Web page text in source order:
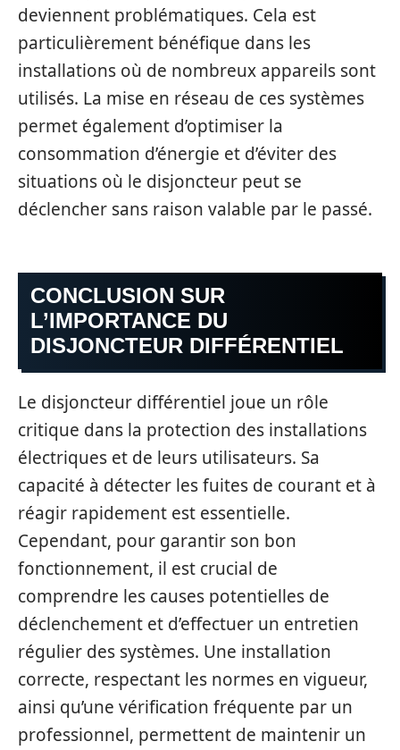
deviennent problématiques. Cela est
particulièrement bénéfique dans les
installations où de nombreux appareils sont
utilisés. La mise en réseau de ces systèmes
permet également d’optimiser la
consommation d’énergie et d’éviter des
situations où le disjoncteur peut se
déclencher sans raison valable par le passé.
CONCLUSION SUR
L’IMPORTANCE DU
DISJONCTEUR DIFFÉRENTIEL
Le disjoncteur différentiel joue un rôle
critique dans la protection des installations
électriques et de leurs utilisateurs. Sa
capacité à détecter les fuites de courant et à
réagir rapidement est essentielle.
Cependant, pour garantir son bon
fonctionnement, il est crucial de
comprendre les causes potentielles de
déclenchement et d’effectuer un entretien
régulier des systèmes. Une installation
correcte, respectant les normes en vigueur,
ainsi qu’une vérification fréquente par un
professionnel, permettent de maintenir un